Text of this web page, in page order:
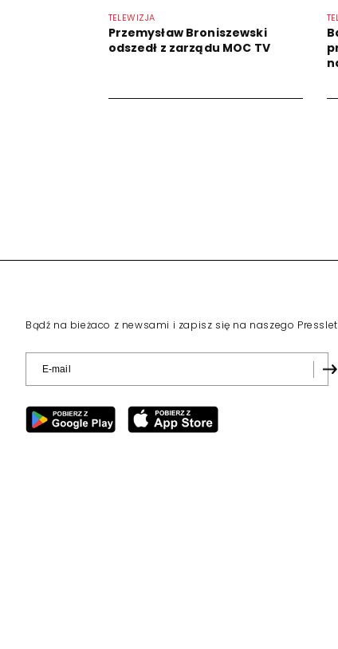
TELEWIZJA
Przemysław Broniszewski
odszedł z zarządu MOC TV
Bądź na bieżaco z newsami i zapisz się na naszego